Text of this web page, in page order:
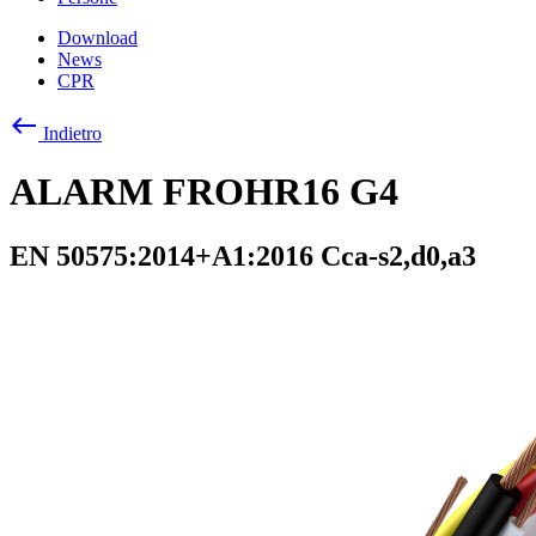
Download
News
CPR
west Indietro
ALARM FROHR16 G4
EN 50575:2014+A1:2016 Cca-s2,d0,a3